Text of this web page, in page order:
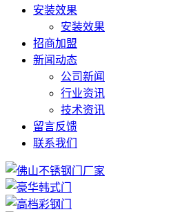
安装效果
安装效果
招商加盟
新闻动态
公司新闻
行业资讯
技术资讯
留言反馈
联系我们